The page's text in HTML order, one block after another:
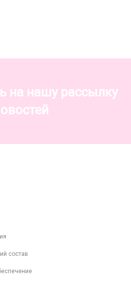
на нашу рассылку
состав